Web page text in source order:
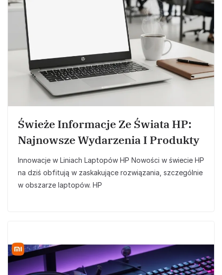
Świeże Informacje Ze Świata HP:
Najnowsze Wydarzenia I Produkty
Innowacje w Liniach Laptopów HP Nowości w świecie HP
na dziś obfitują w zaskakujące rozwiązania, szczególnie
w obszarze laptopów. HP